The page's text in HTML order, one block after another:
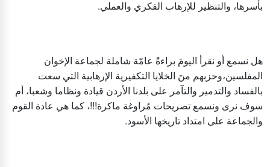
بأسرها، والتنظير للإرهاب الفكري والعملي.
هل نسمع أو نقرأ اليومَ براءةً عامّة شاملة لجماعة الإخوان
المفلسين،وحزبهم منَ الخلايا التكفيرية الإرهابية التي سعت
بالفساد والتدمير والتآمر على بلدنا الأردن قيادة ونظاما وشعبا، أم
سوف نرى ونسمع تصريحات مُراوغة ماكرة!!!، كما هي عادة القوم
والجماعة على امتداد تاريخها الأسود.